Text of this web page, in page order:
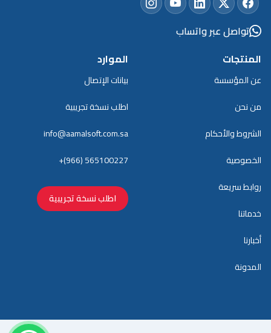
تواصل عبر واتساب
المنتجات
عن المؤسسة
من نحن
الشروط والأحكام
الخصوصية
روابط سريعة
خدماتنا
أخبارنا
المدونة
الموارد
بيانات الإتصال
اطلب نسخة تجريبية
info@aamalsoft.com.sa
+(966) 565100227
اطلب نسخة تجريبية